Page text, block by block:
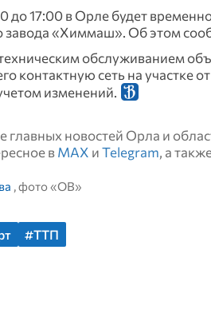
до 17:00 в Орле будет
завода «Химмаш». Об этом
обслуживанием
контактную сеть на
изменений.
главных новостей Орла и
в MAX и Telegram, а
, фото «ОВ»
#ТТП